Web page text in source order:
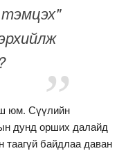
юм. Сүүлийн
дунд орших далайд
таагүй байдлаа даван